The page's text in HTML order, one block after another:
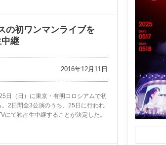
の初ワンマンライブを
継
2016年12月11日
日（日）に東京・有明コロシアムで初
2日間全3公演のうち、25日に行われ
にて独占生中継することが決定した。